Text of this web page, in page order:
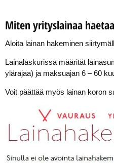
Miten yrityslainaa
Aloita lainan hakeminen
Lainalaskurissa määrität
ylärajaa) ja maksuajan 6 – 60
Voit päättää myös lainan koron